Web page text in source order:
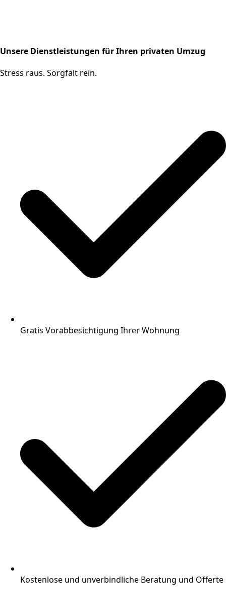
Unsere Dienstleistungen für Ihren privaten Umzug
Stress raus. Sorgfalt rein.
Gratis Vorabbesichtigung Ihrer Wohnung
Kostenlose und unverbindliche Beratung und Offerte